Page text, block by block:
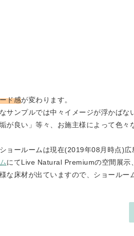
ド感が変わります。
サンプルでは中々イメージが浮かば
が良い」等々、お施主様によって色
ョールームは現在(2019年08月時点)
にてLive Natural Premiumの空間展示
な床材が出ていますので、ショール